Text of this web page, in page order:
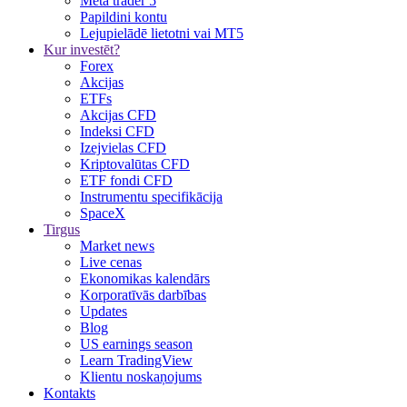
Papildini kontu
Lejupielādē lietotni vai MT5
Kur investēt?
Forex
Akcijas
ETFs
Akcijas CFD
Indeksi CFD
Izejvielas CFD
Kriptovalūtas CFD
ETF fondi CFD
Instrumentu specifikācija
SpaceX
Tirgus
Market news
Live cenas
Ekonomikas kalendārs
Korporatīvās darbības
Updates
Blog
US earnings season
Learn TradingView
Klientu noskaņojums
Kontakts